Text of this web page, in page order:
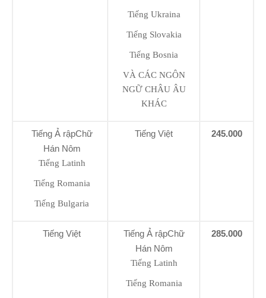
Tiếng Ukraina
Tiếng Slovakia
Tiếng Bosnia
VÀ CÁC NGÔN
NGỮ CHÂU ÂU
KHÁC
Tiếng Ả rậpChữ
Hán Nôm
Tiếng Latinh
Tiếng Romania
Tiếng Bulgaria
Tiếng Việt 245.000
Tiếng Việt
Tiếng Ả rậpChữ
Hán Nôm
Tiếng Latinh
Tiếng Romania
285.000